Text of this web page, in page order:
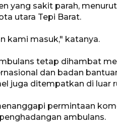
yang sakit parah,
utara Tepi Barat.
kami masuk," katanya.
tetap dihambat
dan badan
juga ditempatkan di luar
permintaan
ambulans.